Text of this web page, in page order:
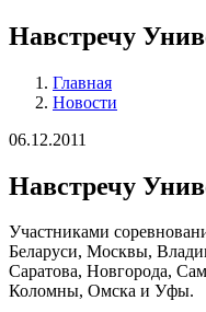
Навстречу
Строка
навигации
Главная
Новости
06.12.2011
Навстречу
Участниками
Беларуси, Москвы,
Саратова, Новгорода,
Коломны, Омска и Уфы.